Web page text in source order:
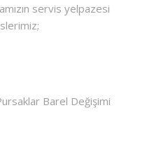
servis yelpazesi
Barel Değişimi